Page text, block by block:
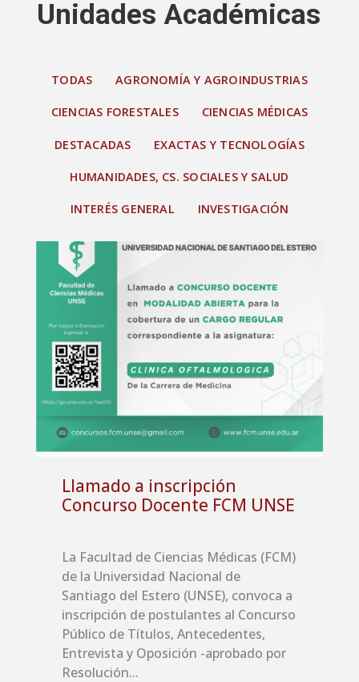
Unidades Académicas
TODAS AGRONOMÍA Y AGROINDUSTRIAS
CIENCIAS FORESTALES CIENCIAS MÉDICAS
DESTACADAS EXACTAS Y TECNOLOGÍAS
HUMANIDADES, CS. SOCIALES Y SALUD
INTERÉS GENERAL INVESTIGACIÓN
Llamado a inscripción
Concurso Docente FCM UNSE
La Facultad de Ciencias Médicas (FCM)
de la Universidad Nacional de
Santiago del Estero (UNSE), convoca a
inscripción de postulantes al Concurso
Público de Títulos, Antecedentes,
Entrevista y Oposición -aprobado por
Resolución...